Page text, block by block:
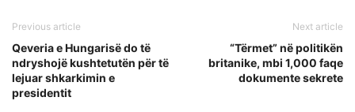
Previous article
Qeveria e Hungarisë do të
ndryshojë kushtetutën për të
lejuar shkarkimin e
presidentit
Next article
“Tërmet” në politikën
britanike, mbi 1,000 faqe
dokumente sekrete